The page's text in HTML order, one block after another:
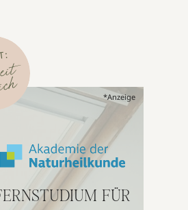
*Anzeige
FÜR